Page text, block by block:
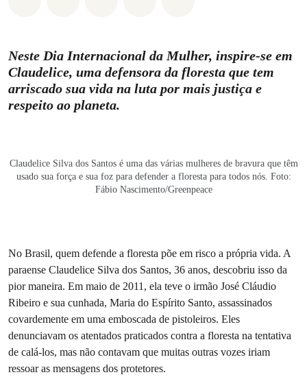
Neste Dia Internacional da Mulher, inspire-se em
Claudelice, uma defensora da floresta que tem
arriscado sua vida na luta por mais justiça e
respeito ao planeta.
Claudelice Silva dos Santos é uma das várias mulheres de bravura que têm
usado sua força e sua foz para defender a floresta para todos nós. Foto:
Fábio Nascimento/Greenpeace
No Brasil, quem defende a floresta põe em risco a própria vida. A
paraense Claudelice Silva dos Santos, 36 anos, descobriu isso da
pior maneira. Em maio de 2011, ela teve o irmão José Cláudio
Ribeiro e sua cunhada, Maria do Espírito Santo, assassinados
covardemente em uma emboscada de pistoleiros. Eles
denunciavam os atentados praticados contra a floresta na tentativa
de calá-los, mas não contavam que muitas outras vozes iriam
ressoar as mensagens dos protetores.